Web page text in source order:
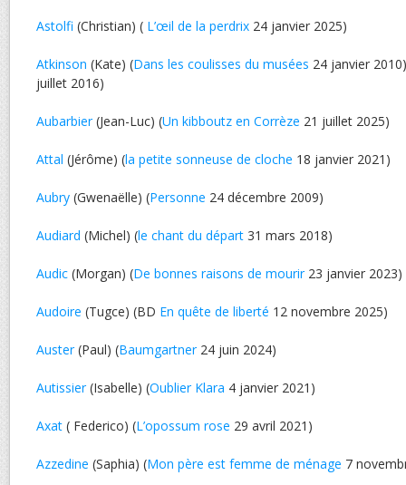
Astolfi (Christian) ( L’œil de la perdrix 24 janvier 2025)
Atkinson (Kate) (Dans les coulisses du musées 24 janvier
juillet 2016)
Aubarbier(Jean-Luc) (Un kibboutz en Corrèze 21 juillet 2025)
Attal (Jérôme) (la petite sonneuse de cloche 18 janvier 2021)
Aubry (Gwenaëlle) (Personne 24 décembre 2009)
Audiard (Michel) (le chant du départ 31 mars 2018)
Audic (Morgan) (De bonnes raisons de mourir23 janvier 2023)
Audoire (Tugce) (BD En quête de liberté 12 novembre 2025)
Auster(Paul) (Baumgartner24 juin 2024)
Autissier(Isabelle) (Oublier Klara 4 janvier 2021)
Axat ( Federico) (L’opossum rose 29 avril 2021)
Azzedine (Saphia) (Mon père est femme de ménage 7